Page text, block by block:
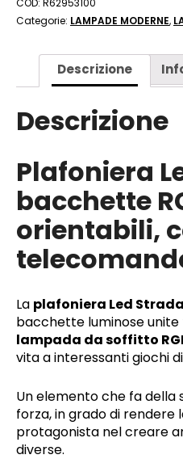
COD: R62953100
Categorie: LAMPADE MODERNE,
Descrizione
Descrizione
Plafoniera
bacchette
orientabili,
La plafoniera Led Strada
bacchette luminose unite
lampada da soffitto
vita a interessanti giochi
Un elemento che fa della
forza, in grado di rendere
protagonista nel creare
diverse.